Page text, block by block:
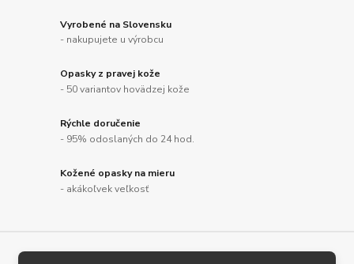
Vyrobené na Slovensku
- nakupujete u výrobcu
Opasky z pravej kože
- 50 variantov hovädzej kože
Rýchle doručenie
- 95% odoslaných do 24 hod.
Kožené opasky na mieru
- akákoľvek veľkosť